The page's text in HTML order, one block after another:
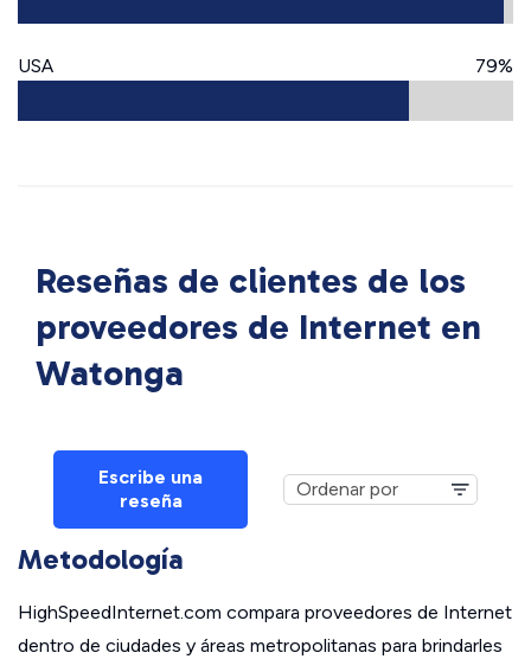
USA 79%
Reseñas de clientes de los
proveedores de Internet en
Watonga
Escribe una
reseña
Metodología
HighSpeedInternet.com compara proveedores de Internet
dentro de ciudades y áreas metropolitanas para brindarles